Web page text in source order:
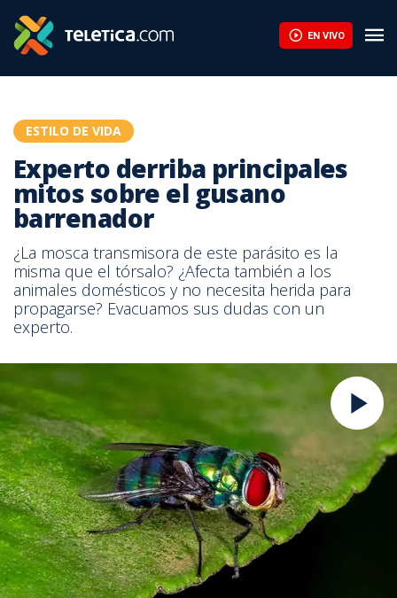
EN VIVO
ESTILO DE VIDA
Experto derriba principales
mitos sobre el gusano
barrenador
¿La mosca transmisora de este parásito es la
misma que el tórsalo? ¿Afecta también a los
animales domésticos y no necesita herida para
propagarse? Evacuamos sus dudas con un
experto.